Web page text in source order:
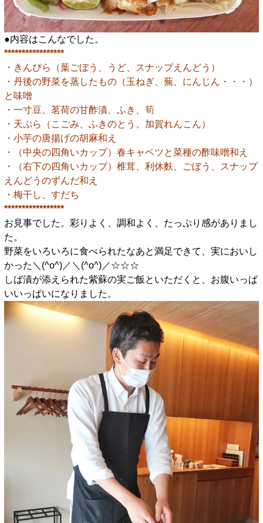
●内容はこんなでした。
*****************
・きんぴら（葉ごぼう、うど、スナップえんどう）
・丹後の野菜を蒸したもの（玉ねぎ、蕪、にんじん・・・）
と味噌
・一寸豆、茗荷の甘酢漬、ふき、筍
・天ぷら（こごみ、ふきのとう、加賀れんこん）
・小芋の唐揚げの胡麻和え
・（中央の四角いカップ）春キャベツと菜種の酢味噌和え
・（右下の四角いカップ）椎茸、利休麩、ごぼう、スナップ
えんどうのずんだ和え
・梅干し、すだち
*****************
お見事でした。彩りよく、調和よく、たっぷり感がありまし
た。
野菜をいろいろに食べられたなあと満足できて、実においし
かった＼(^o^)／＼(^o^)／☆☆☆
しば漬が添えられた紫蘇の実ご飯といただくと、お腹いっぱ
いいっぱいになりました。